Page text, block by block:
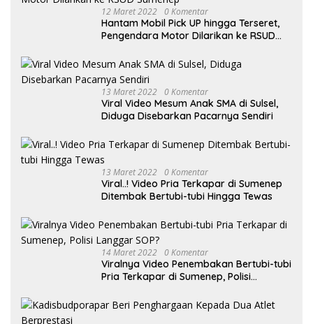
12 Maret 2022 0 Komentar
Hantam Mobil Pick UP hingga Terseret,
Pengendara Motor Dilarikan ke RSUD
13 Maret 2022 0 Komentar
Viral Video Mesum Anak SMA di Sulsel,
Diduga Disebarkan Pacarnya Sendiri
13 Maret 2022 0 Komentar
Viral..! Video Pria Terkapar di Sumenep
Ditembak Bertubi-tubi Hingga Tewas
14 Maret 2022 0 Komentar
Viralnya Video Penembakan Bertubi-tubi
Pria Terkapar di Sumenep, Polisi